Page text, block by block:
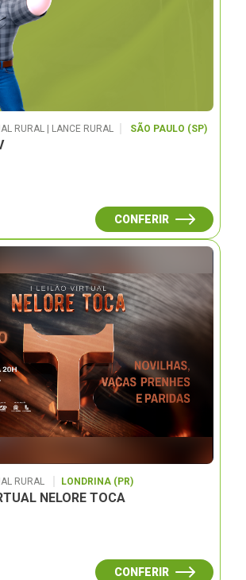
RURAL | LANCE RURAL SÃO PAULO (SP)
CONFERIR
RURAL LONDRINA (PR)
NELORE TOCA
CONFERIR